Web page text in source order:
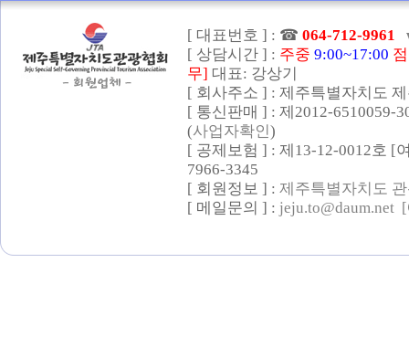
[ 대표번호 ] : ☎ 064-712-9961
[ 상담시간 ] : 주중 9:00~17:00
무] 대표: 강상기
[ 회사주소 ] : 제주특별자치도
[ 통신판매 ] : 제2012-
(사업자확인)
[ 공제보험 ] : 제13-12-0012호 [
7966-3345
[ 회원정보 ] : 제주특별자치도
[ 메일문의 ] : jeju.to@daum.net